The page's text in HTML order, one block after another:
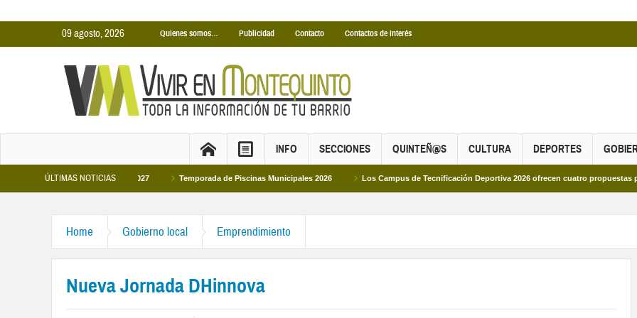
09 agosto, 2026 Quienes somos… Publicidad Contacto Contactos de interés
INFO SECCIONES QUINTEÑ@S CULTURA DEPORTES
ÚLTIMAS NOTICIAS
temporada 2026-2027 Temporada de Piscinas Municipales 2026 Los Campus de Tecnificación Deportiva 2026 ofrecen cuatro propuestas para
Home Gobierno local Emprendimiento
Nueva Jornada DHinnova